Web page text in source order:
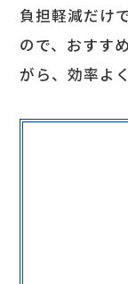
負担軽減だけ
ので、おすす
がら、効率よ